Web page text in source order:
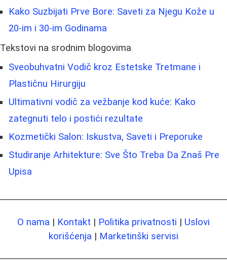
Kako Suzbijati Prve Bore: Saveti za Njegu Kože u
20-im i 30-im Godinama
Tekstovi na srodnim blogovima
Sveobuhvatni Vodič kroz Estetske Tretmane i
Plastičnu Hirurgiju
Ultimativni vodič za vežbanje kod kuće: Kako
zategnuti telo i postići rezultate
Kozmetički Salon: Iskustva, Saveti i Preporuke
Studiranje Arhitekture: Sve Što Treba Da Znaš Pre
Upisa
O nama | Kontakt | Politika privatnosti | Uslovi
korišćenja | Marketinški servisi